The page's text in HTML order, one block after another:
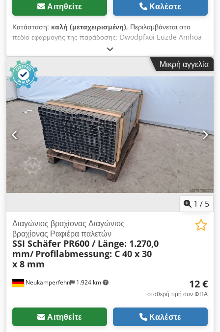
Αιτηθείτε Καλέστε
Κατάσταση: καλή (μεταχειρισμένη), Περιλαμβάνεται στο
πεδίο εφαρμογής της παράδοσης: Dwodpfxoi Euzde Amhoa
01x σύνδεσμος ραφιού, μεταχειρισμένος Τύπος στερέωσης:
πλευρικά στον ορθοστάτη του ραφιού Επιφάνεια:
γαλβανισμένο Συνολικό μήκος: 450 mm για απόσταση μεταξύ
των ραφιών: περίπου 350 mm διάσταση προφίλ: U 62 x 30
mm Βάρος: 0,84 kg | τεμ.
Μικρή αγγελία
1 / 5
Neukamperfehn 1.924 km
Διαγώνιος βραχίονας Διαγώνιος
βραχίονας Ραφιέρα παλετών
SSI Schäfer PR600 / Länge: 1.270,0
mm/ Profilabmessung: C 40 x 30
x 8 mm
12 €
σταθερή τιμή συν ΦΠΑ
Αιτηθείτε Καλέστε